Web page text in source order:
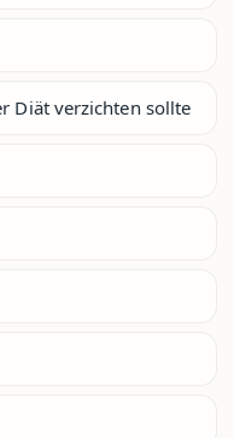
Diät verzichten sollte